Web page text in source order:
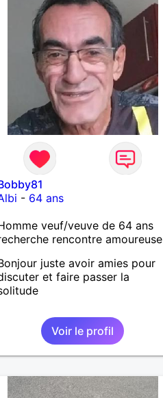
- 64 ans
veuf/veuve de 64 ans
rencontre amoureuse
juste avoir amies pour
et faire passer la
Voir le profil